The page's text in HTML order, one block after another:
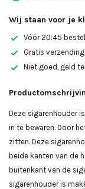
Wij staan voor je
Vóór 20:45
Gratis
Niet goed, geld
Deze sigarenhouder
in te bewaren. Door
zitten. Deze
beide kanten van de
buitenkant van de
sigarenhouder is